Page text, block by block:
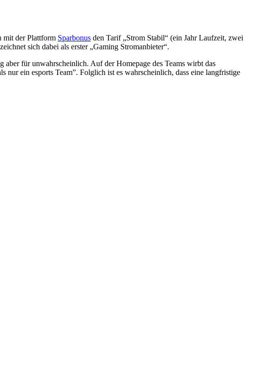
der Plattform Sparbonus den Tarif „Strom Stabil“ (ein Jahr Laufzeit, zwei
sich dabei als erster „Gaming Stromanbieter“.
aber für unwahrscheinlich. Auf der Homepage des Teams wirbt das
ein esports Team”. Folglich ist es wahrscheinlich, dass eine langfristige